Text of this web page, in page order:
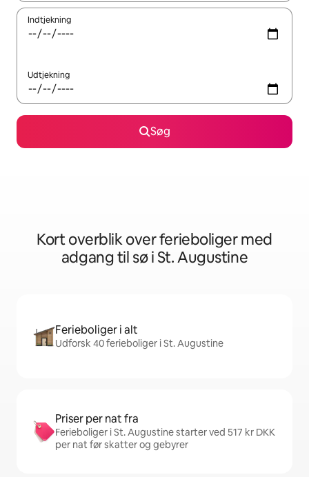
Indtjekning
Udtjekning
Søg
Kort overblik over ferieboliger med
adgang til sø i St. Augustine
Ferieboliger i alt
Udforsk 40 ferieboliger i St. Augustine
Priser per nat fra
Ferieboliger i St. Augustine starter ved 517 kr DKK
per nat før skatter og gebyrer